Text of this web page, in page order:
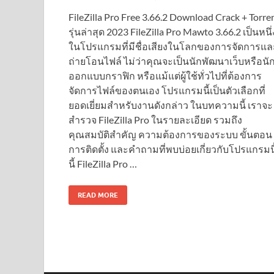
FileZilla Pro Free 3.66.2 Download Crack +
รุ่นล่าสุด 2023 FileZilla Pro Mawto 3.66.2 เป็นหนึ่
ในโปรแกรมที่มีชื่อเสียงในโลกของการจัดการแล
ถ่ายโอนไฟล์ ไม่ว่าคุณจะเป็นนักพัฒนาเว็บหรือนัก
ออกแบบกราฟิก หรือแม้แต่ผู้ใช้ทั่วไปที่ต้องการ
จัดการไฟล์ของตนเอง โปรแกรมนี้เป็นตัวเลือกที่
ยอดเยี่ยมสำหรับงานดังกล่าว ในบทความนี้ เราจะ
สำรวจ FileZilla Pro ในรายละเอียด รวมถึง
คุณสมบัติสำคัญ ความต้องการของระบบ ขั้นตอน
การติดตั้ง และคำถามที่พบบ่อยเกี่ยวกับโปรแกรม
นี้ FileZilla Pro …
READ MORE